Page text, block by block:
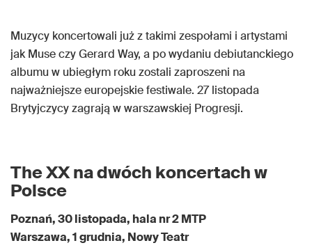
Muzycy koncertowali już z takimi zespołami i artystami
jak Muse czy Gerard Way, a po wydaniu debiutanckiego
albumu w ubiegłym roku zostali zaproszeni na
najważniejsze europejskie festiwale. 27 listopada
Brytyjczycy zagrają w warszawskiej Progresji.
The XX na dwóch koncertach w
Polsce
Poznań, 30 listopada, hala nr 2 MTP
Warszawa, 1 grudnia, Nowy Teatr